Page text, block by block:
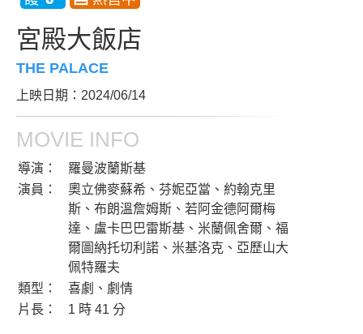
宮殿大飯店
THE PALACE
上映日期：2024/06/14
MOVIE INFO
導演：
羅曼波蘭斯基
演員：
奧立佛麥蘇希、芬妮亞當、約翰克里
斯、布朗溫詹姆斯、若阿金德阿爾梅
達、盧卡巴巴雷斯基、米蘭佩舍爾、福
爾圖納托切利諾、米基洛克、亞歷山大
佩特羅夫
類型：
喜劇、劇情
片長：
1 時 41 分